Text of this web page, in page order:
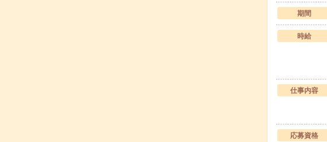
期間
時給
仕事内容
応募資格